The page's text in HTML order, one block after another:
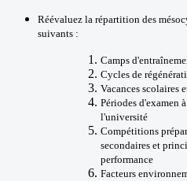
Réévaluez la répartition des
suivants :
Camps
Cycles de
Vacances scolaires
Périodes d'examen
l'université
Compétitions
secondaires et
performance
Facteurs